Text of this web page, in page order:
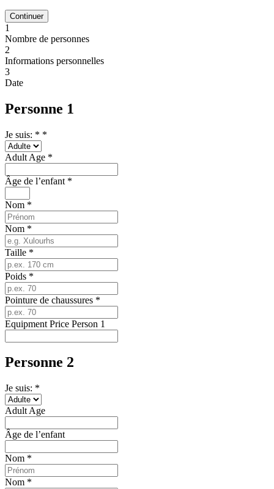
Continuer
1
Nombre de personnes
2
Informations personnelles
3
Date
Personne 1
Je suis: * *
Adult Age *
Âge de l’enfant *
Nom *
Nom *
Taille *
Poids *
Pointure de chaussures *
Equipment Price Person 1
Personne 2
Je suis: *
Adult Age
Âge de l’enfant
Nom *
Nom *